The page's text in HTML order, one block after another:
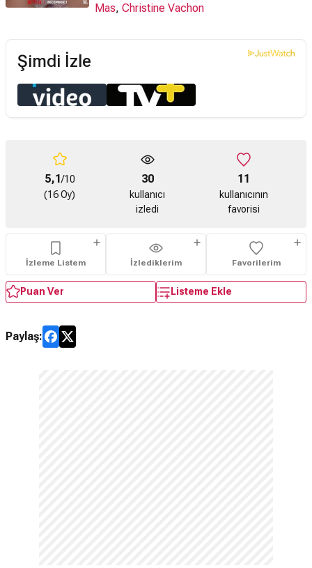
Mas, Christine Vachon
Şimdi İzle
5,1/10
(16 Oy)
30
kullanıcı
izledi
11
kullanıcının
favorisi
İzleme Listem İzlediklerim Favorilerim
Puan Ver Listeme Ekle
Paylaş: